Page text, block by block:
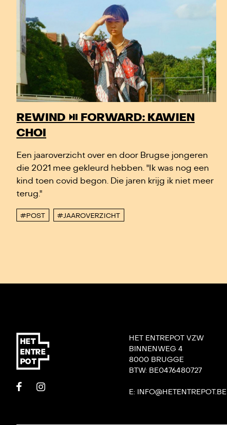
REWIND ⏯️ FORWARD: KAWIEN
CHOI
Een jaaroverzicht over en door Brugse jongeren
die 2021 mee gekleurd hebben. "Ik was nog een
kind toen covid begon. Die jaren krijg ik niet meer
terug."
#POST #JAAROVERZICHT
HET ENTREPOT VZW
BINNENWEG 4
8000 BRUGGE
BTW: BE0476480727
E: INFO@HETENTREPOT.BE